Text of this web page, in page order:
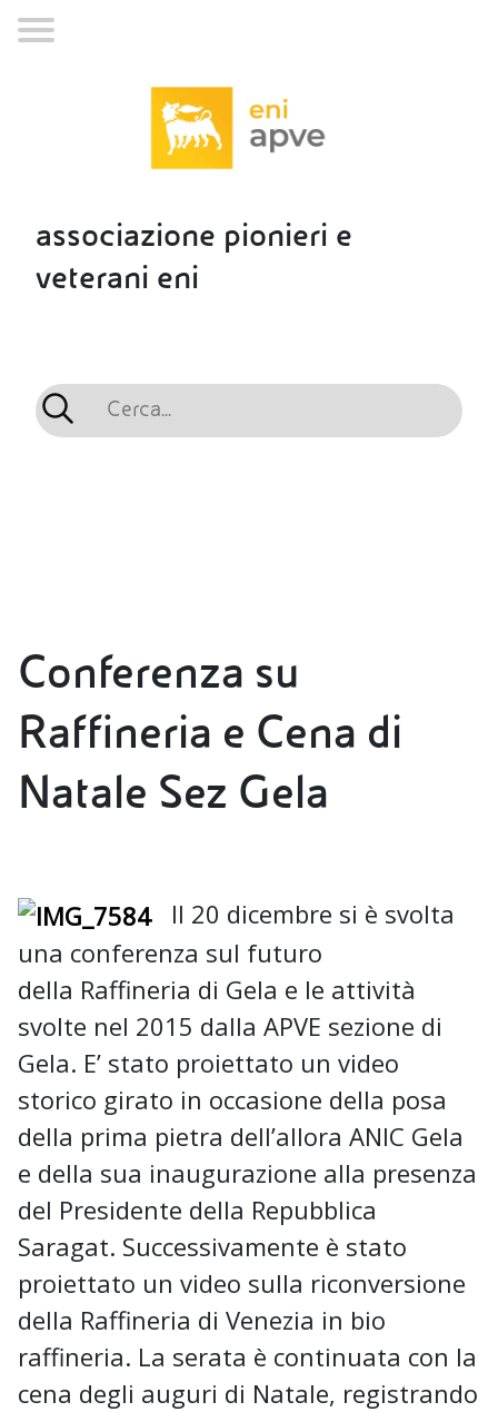
associazione pionieri e
veterani eni
Conferenza su
Raffineria e Cena di
Natale Sez Gela
Il 20 dicembre si è svolta
una conferenza sul futuro
della Raffineria di Gela e le attività
svolte nel 2015 dalla APVE sezione di
Gela. E’ stato proiettato un video
storico girato in occasione della posa
della prima pietra dell’allora ANIC Gela
e della sua inaugurazione alla presenza
del Presidente della Repubblica
Saragat. Successivamente è stato
proiettato un video sulla riconversione
della Raffineria di Venezia in bio
raffineria. La serata è continuata con la
cena degli auguri di Natale, registrando